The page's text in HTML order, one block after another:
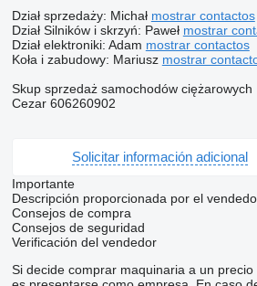
Dział sprzedaży: Michał mostrar contactos
Dział Silników i skrzyń: Paweł mostrar
Dział elektroniki: Adam mostrar contactos
Koła i zabudowy: Mariusz mostrar
Skup sprzedaż samochodów ciężarowych
Cezar 606260902
Solicitar información adicional
Importante
Descripción proporcionada por el
Consejos de compra
Consejos de seguridad
Verificación del vendedor
Si decide comprar maquinaria a un